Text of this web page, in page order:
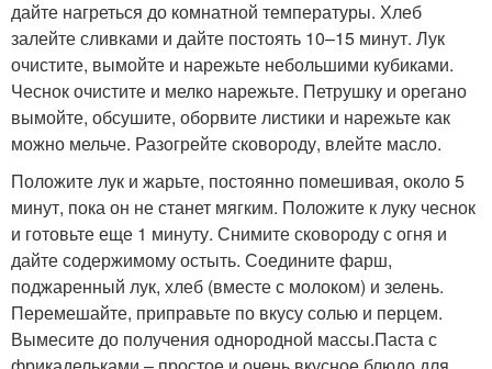
дайте нагреться до комнатной температуры. Хлеб
залейте сливками и дайте постоять 10–15 минут. Лук
очистите, вымойте и нарежьте небольшими кубиками.
Чеснок очистите и мелко нарежьте. Петрушку и орегано
вымойте, обсушите, оборвите листики и нарежьте как
можно мельче. Разогрейте сковороду, влейте масло.
Положите лук и жарьте, постоянно помешивая, около 5
минут, пока он не станет мягким. Положите к луку чеснок
и готовьте еще 1 минуту. Снимите сковороду с огня и
дайте содержимому остыть. Соедините фарш,
поджаренный лук, хлеб (вместе с молоком) и зелень.
Перемешайте, приправьте по вкусу солью и перцем.
Вымесите до получения однородной массы.Паста с